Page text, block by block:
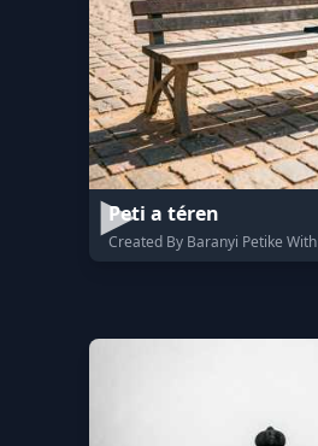
Peti a téren
Created By Baranyi Petike With